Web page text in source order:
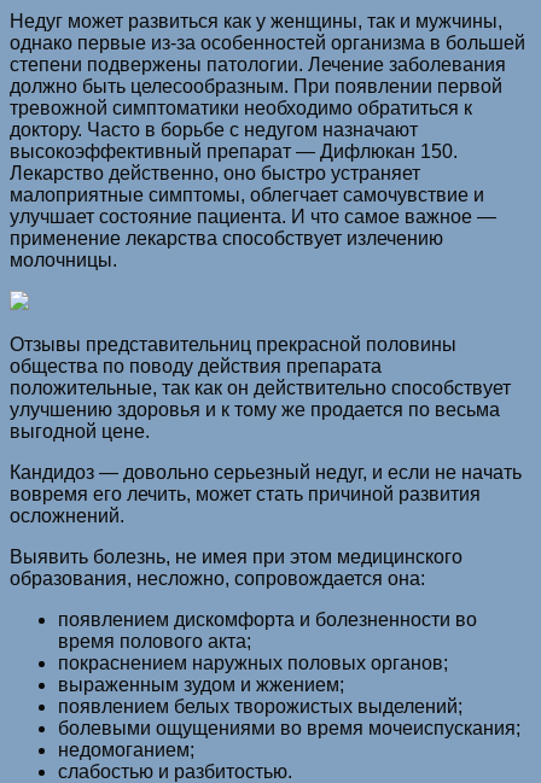
Недуг может развиться как у женщины, так и мужчины,
однако первые из-за особенностей организма в большей
степени подвержены патологии. Лечение заболевания
должно быть целесообразным. При появлении первой
тревожной симптоматики необходимо обратиться к
доктору. Часто в борьбе с недугом назначают
высокоэффективный препарат — Дифлюкан 150.
Лекарство действенно, оно быстро устраняет
малоприятные симптомы, облегчает самочувствие и
улучшает состояние пациента. И что самое важное —
применение лекарства способствует излечению
молочницы.
Отзывы представительниц прекрасной половины
общества по поводу действия препарата
положительные, так как он действительно способствует
улучшению здоровья и к тому же продается по весьма
выгодной цене.
Кандидоз — довольно серьезный недуг, и если не начать
вовремя его лечить, может стать причиной развития
осложнений.
Выявить болезнь, не имея при этом медицинского
образования, несложно, сопровождается она:
появлением дискомфорта и болезненности во
время полового акта;
покраснением наружных половых органов;
выраженным зудом и жжением;
появлением белых творожистых выделений;
болевыми ощущениями во время мочеиспускания;
недомоганием;
слабостью и разбитостью.